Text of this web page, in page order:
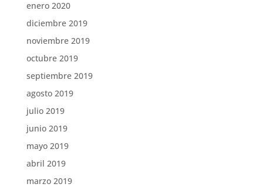
enero 2020
diciembre 2019
noviembre 2019
octubre 2019
septiembre 2019
agosto 2019
julio 2019
junio 2019
mayo 2019
abril 2019
marzo 2019